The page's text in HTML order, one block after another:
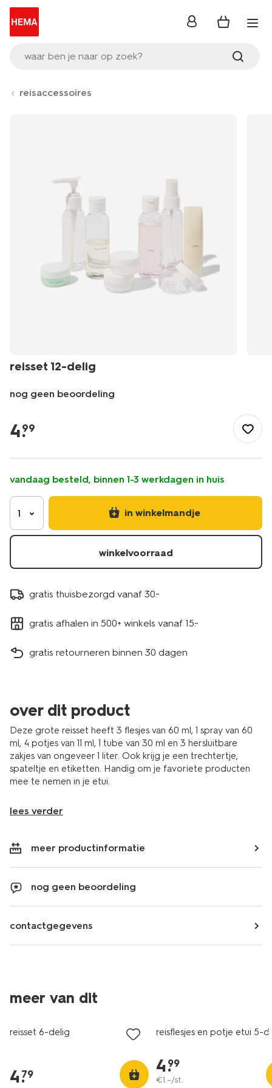
waar ben je naar op zoek?
inloggen
reisaccessoires
reisset 12-delig
nog geen beoordeling
onderweg/reizen/reisaccessoires/reisset-
12-
11854110.html
4.
99
vandaag besteld, binnen 1-3 werkdagen in huis
1 in winkelmandje
winkelvoorraad
gratis thuisbezorgd vanaf 30.-
gratis afhalen in 500+ winkels vanaf 15.-
gratis retourneren binnen 30 dagen
over dit product
Deze grote reisset heeft 3 flesjes van 60 ml, 1 spray van 60
ml, 4 potjes van 11 ml, 1 tube van 30 ml en 3 hersluitbare
zakjes van ongeveer 1 liter. Ook krijg je een trechtertje,
spateltje en etiketten. Handig om je favoriete producten
mee te nemen in je etui.
lees verder
meer productinformatie
nog geen beoordeling
contactgegevens
meer van dit
reisset 6-delig
4.
79
reisflesjes en potje etui 5-
4.
99
€1.–/st.